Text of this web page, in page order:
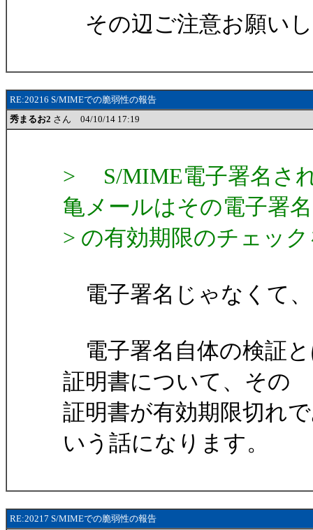
その辺ご注意お願い
RE:20216 S/MIMEでの脆弱性の報告
秀まるお2 さん 04/10/14 17:19
> S/MIME電子署名さ
亀メールはその電子署名
> の有効期限のチェッ
電子署名じゃなくて
電子署名自体の検証
証明書について、その
証明書が有効期限切れ
いう話になります。
RE:20217 S/MIMEでの脆弱性の報告